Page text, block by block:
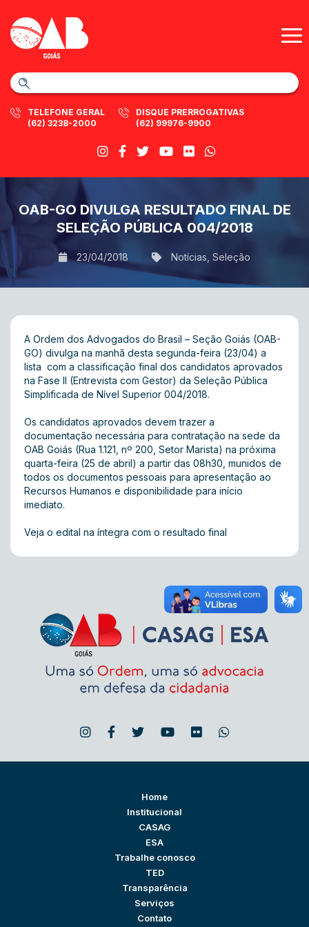
TELEFONE GERAL
(62) 3238-2000
DISQUE PRERROGATIVAS
(62) 99976-9900
OAB-GO DIVULGA RESULTADO FINAL DE
SELEÇÃO PÚBLICA 004/2018
23/04/2018 Notícias Seleção
A Ordem dos Advogados do Brasil – Seção Goiás (OAB-
GO) divulga na manhã desta segunda-feira (23/04) a
lista com a classificação final dos candidatos aprovados
na Fase II (Entrevista com Gestor) da Seleção Pública
Simplificada de Nível Superior 004/2018.
Os candidatos aprovados devem trazer a
documentação necessária para contratação na sede da
OAB Goiás (Rua 1.121, nº 200, Setor Marista) na próxima
quarta-feira (25 de abril) a partir das 08h30, munidos de
todos os documentos pessoais para apresentação ao
Recursos Humanos e disponibilidade para início
imediato.
Veja o edital na íntegra com o resultado final
Home
Institucional
CASAG
ESA
Trabalhe conosco
TED
Transparência
Serviços
Contato